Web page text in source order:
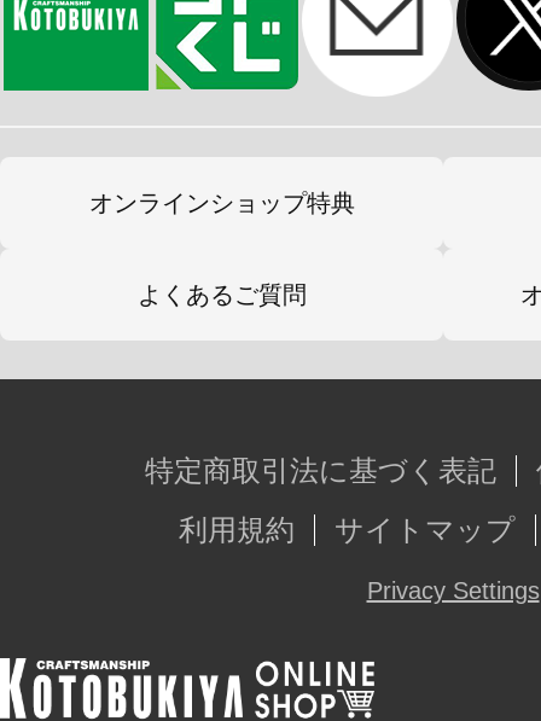
オンラインショップ特典
よくあるご質問
特定商取引法に基づく表記
利用規約
サイトマップ
Privacy Settings